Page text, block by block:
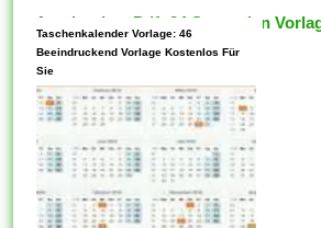
Ausdrucken Pdf: 34 Strategien
Erfolg
Taschenkalender Vorlage: 46
Beeindruckend Vorlage Kostenlos Für
Sie